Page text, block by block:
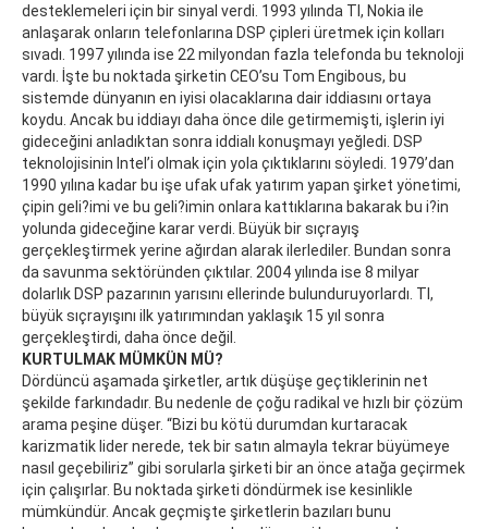
desteklemeleri için bir sinyal verdi. 1993 yılında TI, Nokia ile
anlaşarak onların telefonlarına DSP çipleri üretmek için kolları
sıvadı. 1997 yılında ise 22 milyondan fazla telefonda bu teknoloji
vardı. İşte bu noktada şirketin CEO’su Tom Engibous, bu
sistemde dünyanın en iyisi olacaklarına dair iddiasını ortaya
koydu. Ancak bu iddiayı daha önce dile getirmemişti, işlerin iyi
gideceğini anladıktan sonra iddialı konuşmayı yeğledi. DSP
teknolojisinin Intel’i olmak için yola çıktıklarını söyledi. 1979’dan
1990 yılına ka­dar bu işe ufak ufak ya­tırım ya­pan şir­ket yö­ne­ti­mi,
çi­pin ge­li­?i­mi ve bu ge­li­?i­min on­la­ra kat­tık­la­rına ba­ka­rak bu i?in
yo­lun­da gi­de­ce­ği­ne ka­rar ver­di. Büyük bir sıçrayış
gerçekleştirmek yerine ağırdan alarak ilerlediler. Bundan sonra
da savunma sektöründen çıktılar. 2004 yılında ise 8 milyar
dolarlık DSP pazarının yarısını ellerinde bulunduruyorlardı. TI,
büyük sıçrayışını ilk yatırımından yaklaşık 15 yıl sonra
gerçekleştirdi, daha önce değil.
KURTULMAK MÜMKÜN MÜ?
Dördüncü aşamada şirketler, artık düşüşe geçtiklerinin net
şekilde farkındadır. Bu nedenle de çoğu radikal ve hızlı bir çözüm
arama peşine düşer. “Bizi bu kötü durumdan kurtaracak
karizmatik lider nerede, tek bir satın almayla tekrar büyümeye
nasıl geçebiliriz” gibi sorularla şirketi bir an önce atağa geçirmek
için çalışırlar. Bu noktada şirketi döndürmek ise kesinlikle
mümkündür. Ancak geçmişte şirketlerin bazıları bunu